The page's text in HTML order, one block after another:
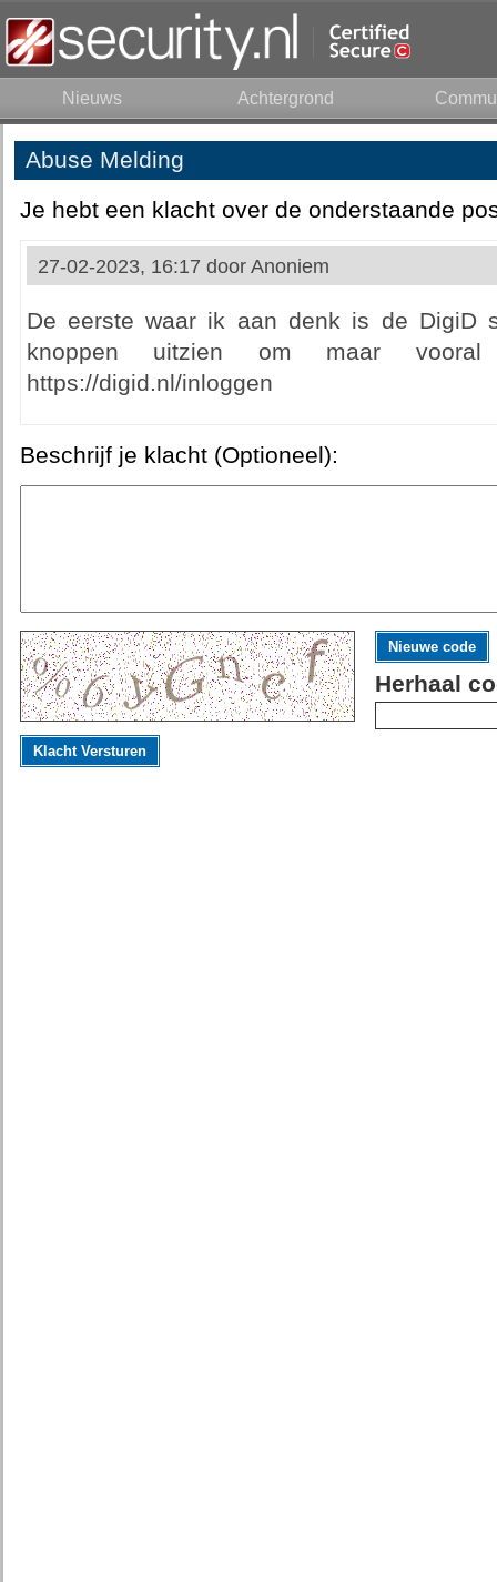
Nieuws Achtergrond
Abuse Melding
Je hebt een klacht over de onderstaande
27-02-2023, 16:17 door Anoniem
De eerste waar ik aan denk is de DigiD
knoppen uitzien om maar
https://digid.nl/inloggen
Beschrijf je klacht (Optioneel):
Nieuwe code
Herhaal
Klacht Versturen